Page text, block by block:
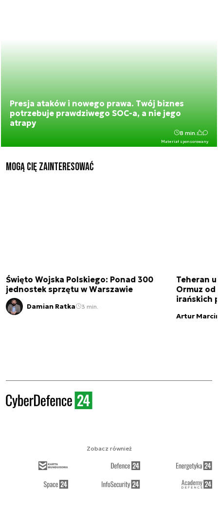
Presja ataków i nowego prawa. Twój biznes
potrzebuje prawdziwego SOC-a, a nie jego
atrapy
Materiał sponsorowany
8 min.
Mogą Cię zainteresować
Święto Wojska Polskiego: Ponad 300
jednostek sprzętu w Warszawie
Damian Ratka 3 min.
Teheran
Ormuz
irańskich
Artur
Zobacz również